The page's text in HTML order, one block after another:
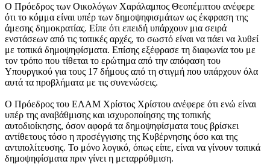
Ο Πρόεδρος των Οικολόγων Χαράλαμπος Θεοπέμπτου ανέφερε
ότι το κόμμα είναι υπέρ των δημοψηφισμάτων ως έκφραση της
άμεσης δημοκρατίας. Είπε ότι επειδή υπάρχουν μια σειρά
ενστάσεων από τις τοπικές αρχές, το σωστό είναι να πάει να λυθεί
με τοπικά δημοψηφίσματα. Επίσης εξέφρασε τη διαφωνία του με
τον τρόπο που τίθεται το ερώτημα από την απόφαση του
Υπουργικού για τους 17 δήμους από τη στιγμή που υπάρχουν όλα
αυτά τα προβλήματα με τις συνενώσεις.
Ο Πρόεδρος του ΕΛΑΜ Χρίστος Χρίστου ανέφερε ότι ενώ είναι
υπέρ της αναβάθμισης και ισχυροποίησης της τοπικής
αυτοδιοίκησης, όσον αφορά τα δημοψηφίσματα τους βρίσκει
αντίθετους τόσο η προσέγγισης της Κυβέρνησης όσο και της
αντιπολίτευσης. Το μόνο λογικό, όπως είπε, είναι να γίνουν τοπικά
δημοψηφίσματα πριν γίνει η μεταρρύθμιση.